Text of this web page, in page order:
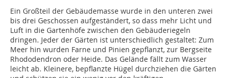
Ein Großteil der Gebäudemasse wurde in den unteren zwei
bis drei Geschossen aufgeständert, so dass mehr Licht und
Luft in die Gartenhöfe zwischen den Gebäuderiegeln
dringen. Jeder der Gärten ist unterschiedlich gestaltet: Zum
Meer hin wurden Farne und Pinien gepflanzt, zur Bergseite
Rhododendron oder Heide. Das Gelände fällt zum Wasser
leicht ab. Kleinere, bepflanzte Hügel durchziehen die Gärten